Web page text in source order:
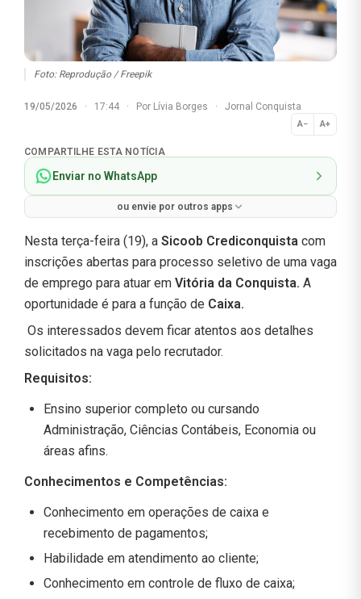
Foto: Reprodução / Freepik
19/05/2026 · 17:44 · Por Lívia Borges · Jornal Conquista
A− A+
Normal
COMPARTILHE ESTA NOTÍCIA
Enviar no WhatsApp
ou envie por outros apps
Nesta terça-feira (19), a Sicoob Crediconquista com
inscrições abertas para processo seletivo de uma vaga
de emprego para atuar em Vitória da Conquista. A
oportunidade é para a função de Caixa.
Os interessados devem ficar atentos aos detalhes
solicitados na vaga pelo recrutador.
Requisitos:
Ensino superior completo ou cursando
Administração, Ciências Contábeis, Economia ou
áreas afins.
Conhecimentos e Competências:
Conhecimento em operações de caixa e
recebimento de pagamentos;
Habilidade em atendimento ao cliente;
Conhecimento em controle de fluxo de caixa;